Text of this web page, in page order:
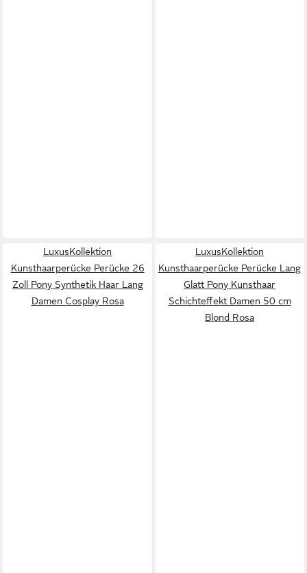
LuxusKollektion
Kunsthaarperücke Perücke 26
Zoll Pony Synthetik Haar Lang
Damen Cosplay Rosa
LuxusKollektion
Kunsthaarperücke Perücke Lang
Glatt Pony Kunsthaar
Schichteffekt Damen 50 cm
Blond Rosa